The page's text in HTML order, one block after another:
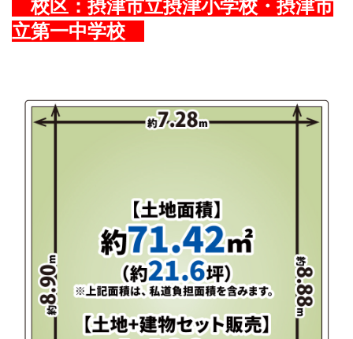
校区： 摂津市立摂津小学校 ・ 摂津市
立第一中学校